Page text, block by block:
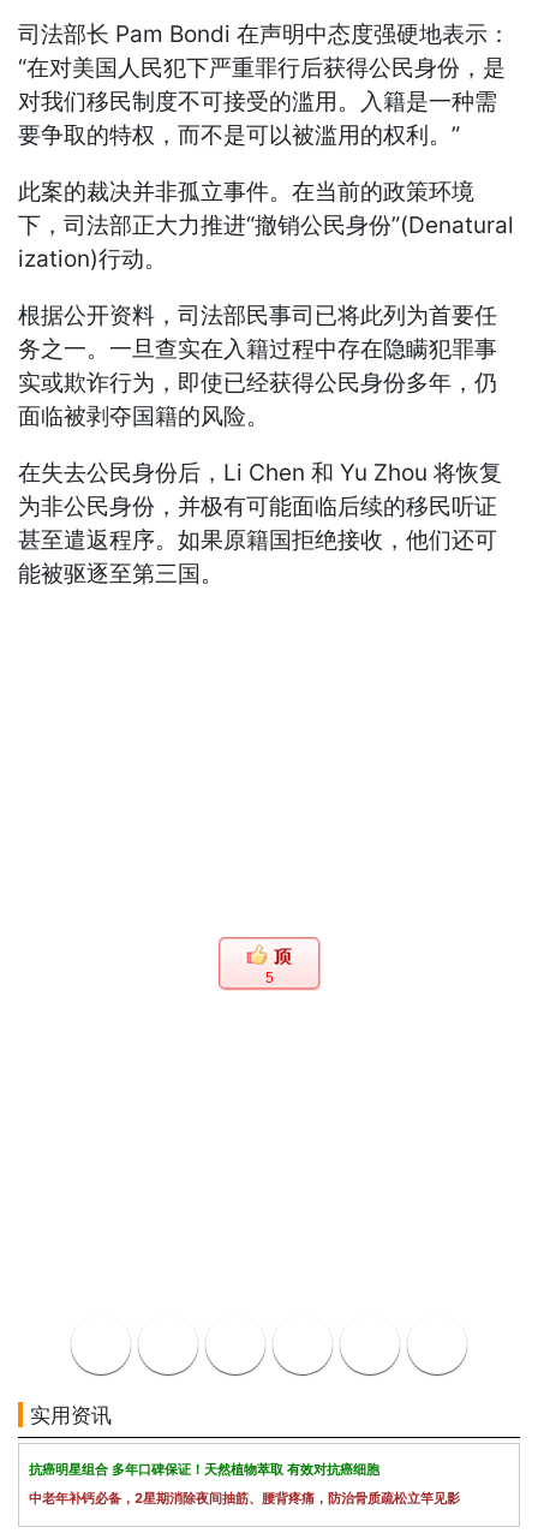
司法部长 Pam Bondi 在声明中态度强硬地表示：
“在对美国人民犯下严重罪行后获得公民身份，是
对我们移民制度不可接受的滥用。入籍是一种需
要争取的特权，而不是可以被滥用的权利。”
此案的裁决并非孤立事件。在当前的政策环境
下，司法部正大力推进“撤销公民身份”(Denatural
ization)行动。
根据公开资料，司法部民事司已将此列为首要任
务之一。一旦查实在入籍过程中存在隐瞒犯罪事
实或欺诈行为，即使已经获得公民身份多年，仍
面临被剥夺国籍的风险。
在失去公民身份后，Li Chen 和 Yu Zhou 将恢复
为非公民身份，并极有可能面临后续的移民听证
甚至遣返程序。如果原籍国拒绝接收，他们还可
能被驱逐至第三国。
5
实用资讯
抗癌明星组合 多年口碑保证！天然植物萃取 有效对抗癌细胞
中老年补钙必备，2星期消除夜间抽筋、腰背疼痛，防治骨质疏松立竿见影